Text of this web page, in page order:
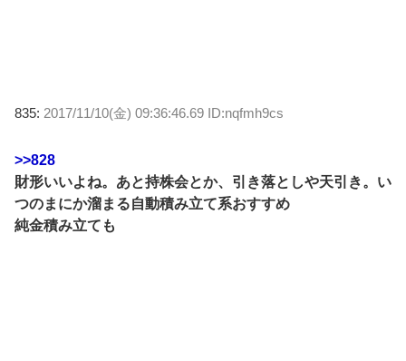
835: 2017/11/10(金) 09:36:46.69 ID:nqfmh9cs
>>828
財形いいよね。あと持株会とか、引き落としや天引き。い
つのまにか溜まる自動積み立て系おすすめ
純金積み立ても